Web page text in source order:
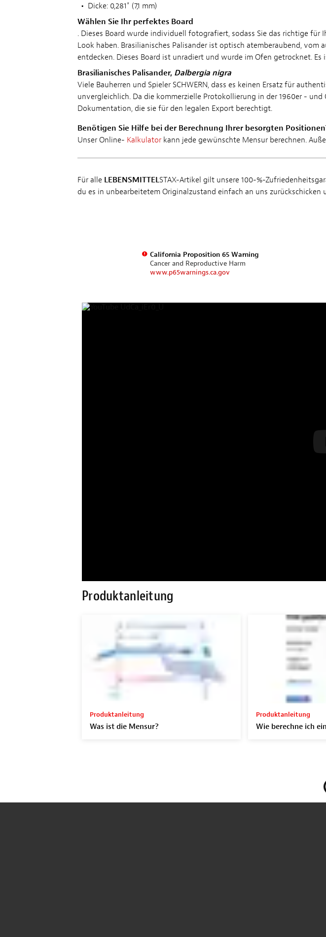
• Dicke: 0,281" (7,1 mm)
Wählen Sie Ihr perfektes Board
. Dieses Board wurde individuell fotografiert, sodass Sie das richtige für
Look haben. Brasilianisches Palisander ist optisch atemberaubend,
entdecken. Dieses Board ist unradiert und wurde im Ofen getrocknet.
Brasilianisches Palisander, Dalbergia nigra
Viele Bauherren und Spieler SCHWERN, dass es keinen Ersatz für
unvergleichlich. Da die kommerzielle Protokollierung in der 1960er -
Dokumentation, die sie für den legalen Export berechtigt.
Benötigen Sie Hilfe bei der Berechnung Ihrer besorgten
Unser Online- Kalkulatorkann jede gewünschte Mensur berechnen.
Für alle LEBENSMITTELSTAX-Artikel gilt unsere 100-%-
du es in unbearbeitetem Originalzustand einfach an uns
California Proposition 65 Warning
Cancer and Reproductive Harm
www.p65warnings.ca.gov
Produktanleitung
Produktanleitung
Was ist die Mensur?
Produktanleitung
Wie berechne ich